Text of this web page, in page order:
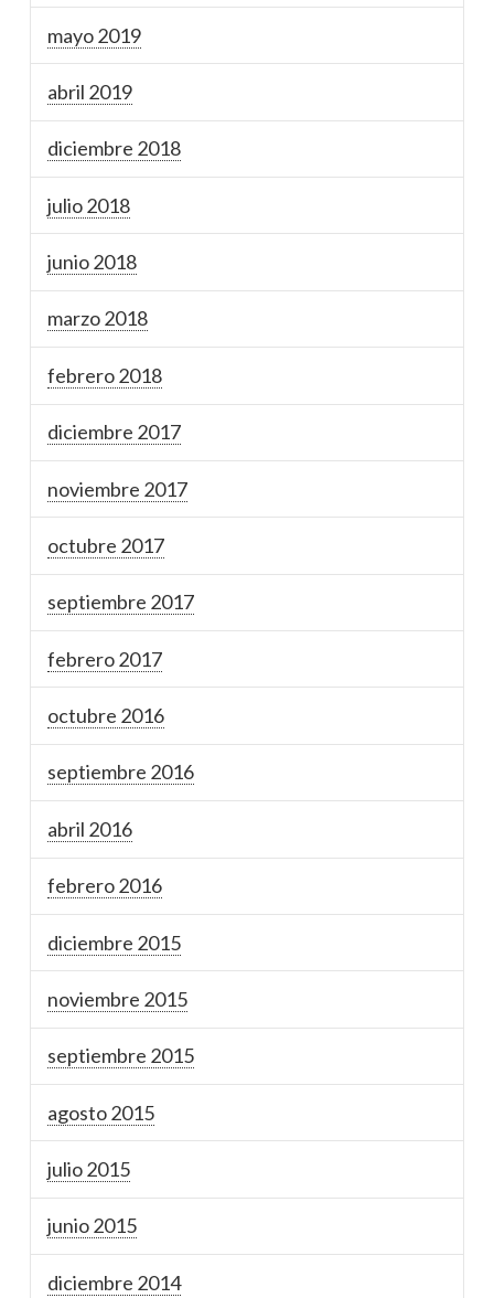
mayo 2019
abril 2019
diciembre 2018
julio 2018
junio 2018
marzo 2018
febrero 2018
diciembre 2017
noviembre 2017
octubre 2017
septiembre 2017
febrero 2017
octubre 2016
septiembre 2016
abril 2016
febrero 2016
diciembre 2015
noviembre 2015
septiembre 2015
agosto 2015
julio 2015
junio 2015
diciembre 2014